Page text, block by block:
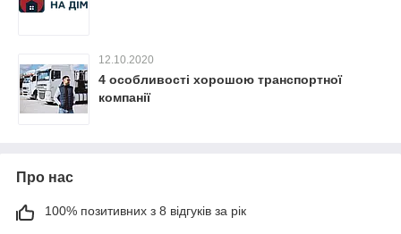
12.10.2020
4 особливості хорошою транспортної
компанії
Про нас
100% позитивних з 8 відгуків за рік